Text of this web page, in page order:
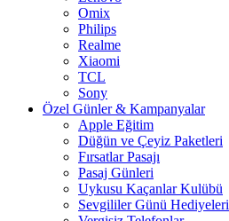
Omix
Philips
Realme
Xiaomi
TCL
Sony
Özel Günler & Kampanyalar
Apple Eğitim
Düğün ve Çeyiz Paketleri
Fırsatlar Pasajı
Pasaj Günleri
Uykusu Kaçanlar Kulübü
Sevgililer Günü Hediyeleri